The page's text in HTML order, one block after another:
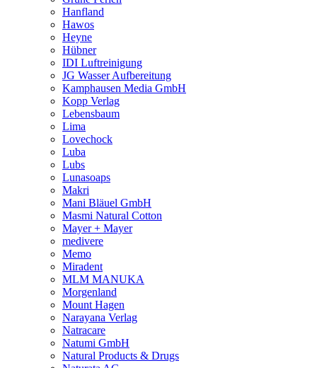
Hanfland
Hawos
Heyne
Hübner
IDI Luftreinigung
JG Wasser Aufbereitung
Kamphausen Media GmbH
Kopp Verlag
Lebensbaum
Lima
Lovechock
Luba
Lubs
Lunasoaps
Makri
Mani Bläuel GmbH
Masmi Natural Cotton
Mayer + Mayer
medivere
Memo
Miradent
MLM MANUKA
Morgenland
Mount Hagen
Narayana Verlag
Natracare
Natumi GmbH
Natural Products & Drugs